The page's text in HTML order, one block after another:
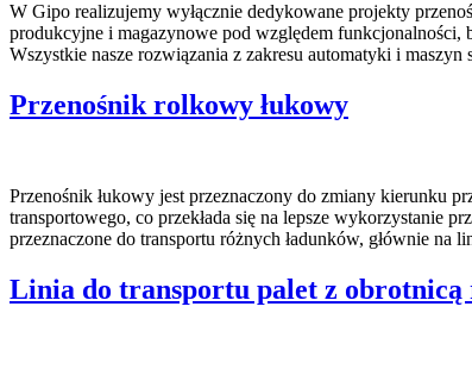
W Gipo realizujemy wyłącznie dedykowane projekty
produkcyjne i magazynowe pod względem funkcjonalności,
Wszystkie nasze rozwiązania z zakresu automatyki i
Przenośnik rolkowy łukowy
Przenośnik łukowy jest przeznaczony do zmiany kierunku
transportowego, co przekłada się na lepsze wykorzystanie
przeznaczone do transportu różnych ładunków, głównie
Linia do transportu palet z obrotnicą